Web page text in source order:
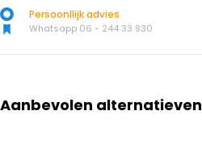
Persoonllijk advies
Whatsapp 06 - 244 33 930
Aanbevolen alternatieven